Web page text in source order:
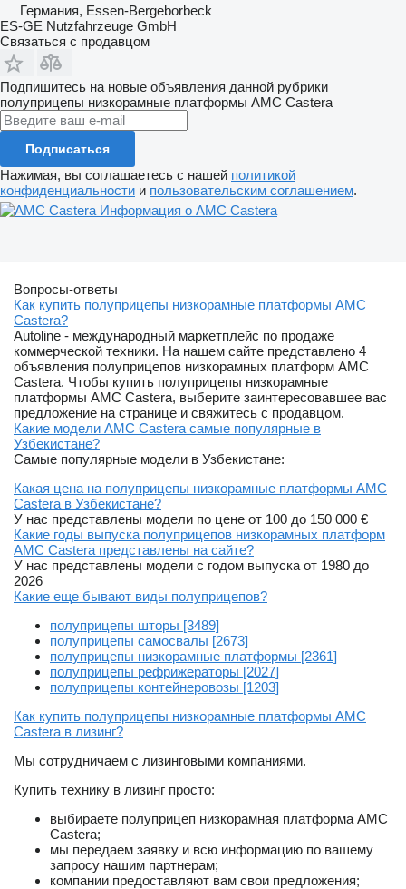
Германия, Essen-Bergeborbeck
ES-GE Nutzfahrzeuge GmbH
Связаться с продавцом
Подпишитесь на новые объявления данной рубрики
полуприцепы низкорамные платформы AMC Castera
Подписаться
Нажимая, вы соглашаетесь с нашей политикой
конфиденциальности и пользовательским соглашением.
Информация о AMC Castera
Вопросы-ответы
Как купить полуприцепы низкорамные платформы AMC
Castera?
Autoline - международный маркетплейс по продаже
коммерческой техники. На нашем сайте представлено 4
объявления полуприцепов низкорамных платформ AMC
Castera. Чтобы купить полуприцепы низкорамные
платформы AMC Castera, выберите заинтересовавшее вас
предложение на странице и свяжитесь с продавцом.
Какие модели AMC Castera самые популярные в
Узбекистане?
Самые популярные модели в Узбекистане:
Какая цена на полуприцепы низкорамные платформы AMC
Castera в Узбекистане?
У нас представлены модели по цене от 100 до 150 000 €
Какие годы выпуска полуприцепов низкорамных платформ
AMC Castera представлены на сайте?
У нас представлены модели с годом выпуска от 1980 до
2026
Какие еще бывают виды полуприцепов?
полуприцепы шторы [3489]
полуприцепы самосвалы [2673]
полуприцепы низкорамные платформы [2361]
полуприцепы рефрижераторы [2027]
полуприцепы контейнеровозы [1203]
Как купить полуприцепы низкорамные платформы AMC
Castera в лизинг?
Мы сотрудничаем с лизинговыми компаниями.
Купить технику в лизинг просто:
выбираете полуприцеп низкорамная платформа AMC
Castera;
мы передаем заявку и всю информацию по вашему
запросу нашим партнерам;
компании предоставляют вам свои предложения;